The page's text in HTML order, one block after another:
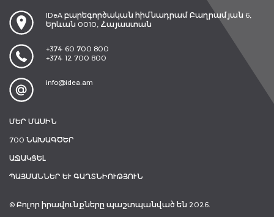
IDeA բարեգործական հիմնադրամ Բաղրամյան 6,
Երևան 0010, Հայաստան
+374 60 700 800
+374 12 700 800
info@idea.am
ՄԵՐ ՄԱՍԻՆ
700 ՆԱԽԱԳԾԵՐ
ԱՋԱԿՑԵԼ
ՊԱՅՄԱՆՆԵՐ ԵՒ ԳԱՂՏՆԻՈՒԹՅՈՒՆ
© Բոլոր իրավունքները պաշտպանված են 2026.